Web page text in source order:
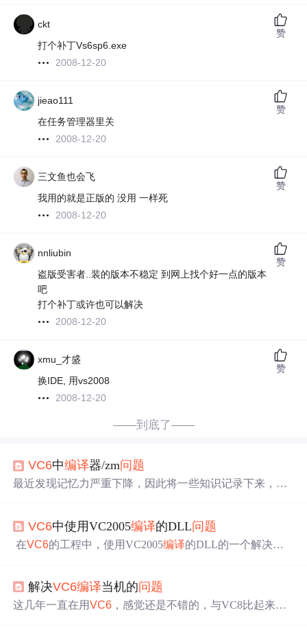
ckt
打个补丁Vs6sp6.exe
2008-12-20
赞
jieao111
在任务管理器里关
2008-12-20
赞
三文鱼也会飞
我用的就是正版的 没用 一样死
2008-12-20
赞
nnliubin
盗版受害者..装的版本不稳定 到网上找个好一点的版本
吧
打个补丁或许也可以解决
2008-12-20
赞
xmu_才盛
换IDE, 用vs2008
2008-12-20
赞
——到底了——
VC6中编译器/zm问题
最近发现记忆力严重下降，因此将一些知识记录下来，以
只有重装操作系统，后来在网上看到别人都是在setting下设
置/zm 1000等，发现对我遇到的问题也不起作用，没办法
发现问题
VC6中使用VC2005编译的DLL问题
在VC6的工程中，使用VC2005编译的DLL的一个解决办
了 afx.h 文件，VC6与VC2005中都有afx.h文件，但是内容
却有区别VC6的 afx.h 文件中有以下的定义：#ifndef _AFX
解决VC6编译当机的问题
这几年一直在用VC6 ，感觉还是不错的，与VC8比起来，